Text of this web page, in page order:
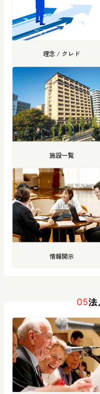
理念 / クレド
施設一覧
情報開示
05法